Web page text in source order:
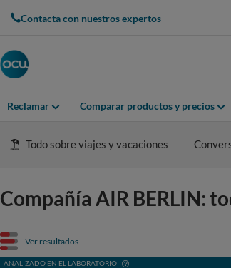
Contacta con nuestros expertos
Reclamar Comparar productos y precios
Todo sobre viajes y vacaciones
Compañía AIR BERLIN:
Ver resultados
ANALIZADO EN EL LABORATORIO